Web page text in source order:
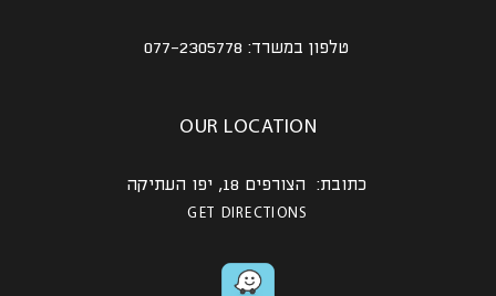
טלפון במשרד: 077-2305778
OUR LOCATION
כתובת: הצורפים 18, יפו העתיקה
GET DIRECTIONS